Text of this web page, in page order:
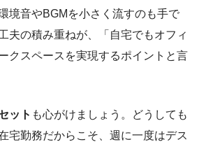
境音やBGMを小さく流すのも手で
夫の積み重ねが、「自宅でもオフィ
クスペースを実現するポイントと言
ット も心がけましょう。どうしても
宅勤務だからこそ、週に一度はデス